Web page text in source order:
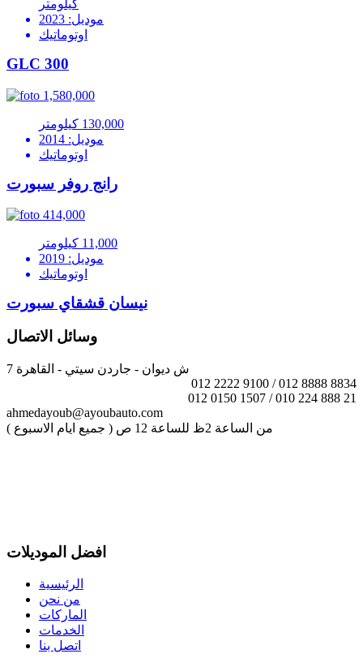
كيلومتر
موديل: 2023
اوتوماتيك
GLC 300
1,580,000
130,000 كيلومتر
موديل: 2014
اوتوماتيك
رانج روفر سبورت
414,000
11,000 كيلومتر
موديل: 2019
اوتوماتيك
نيسان قشقاي سبورت
وسائل الاتصال
7 ش ديوان - جاردن سيتي - القاهرة
012 2222 9100 / 012 8888 8834
012 0150 1507 / 010 224 888 21
ahmedayoub@ayoubauto.com
( جميع ايام الاسبوع ) من الساعة 2ظ للساعة 12 ص
افضل الموديلات
الرئيسية
من نحن
الماركات
الخدمات
اتصل بنا